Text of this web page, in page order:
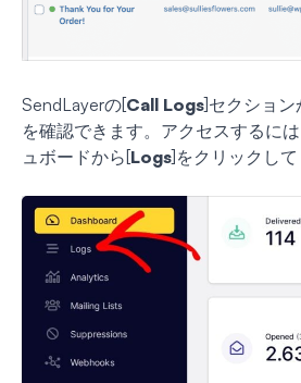
SendLayerの[Call Logs]セクショ
を確認できます。アクセスするに
ュボードから[Logs]をクリックして